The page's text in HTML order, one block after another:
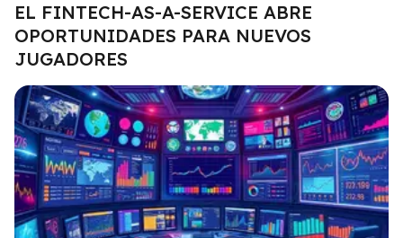
EL FINTECH-AS-A-SERVICE ABRE
OPORTUNIDADES PARA NUEVOS
JUGADORES